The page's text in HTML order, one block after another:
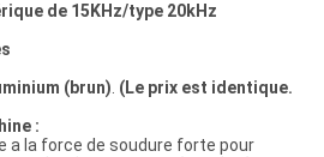
de 15KHz/type 20kHz
(brun). (Le prix est identique.
:
a la force de soudure forte pour